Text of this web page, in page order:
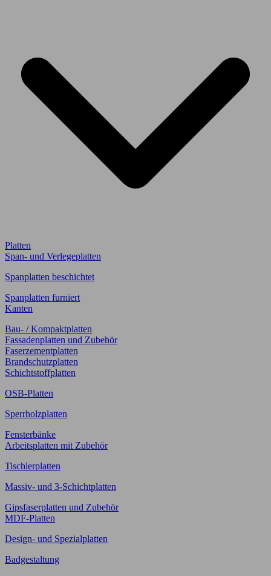
Platten
Span- und Verlegeplatten
Spanplatten beschichtet
Spanplatten furniert
Kanten
Bau- / Kompaktplatten
Fassadenplatten und Zubehör
Faserzementplatten
Brandschutzplatten
Schichtstoffplatten
OSB-Platten
Sperrholzplatten
Fensterbänke
Arbeitsplatten mit Zubehör
Tischlerplatten
Massiv- und 3-Schichtplatten
Gipsfaserplatten und Zubehör
MDF-Platten
Design- und Spezialplatten
Badgestaltung